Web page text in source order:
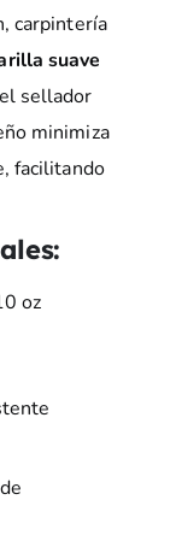
carpintería
suave
sellador
minimiza
facilitando
oz